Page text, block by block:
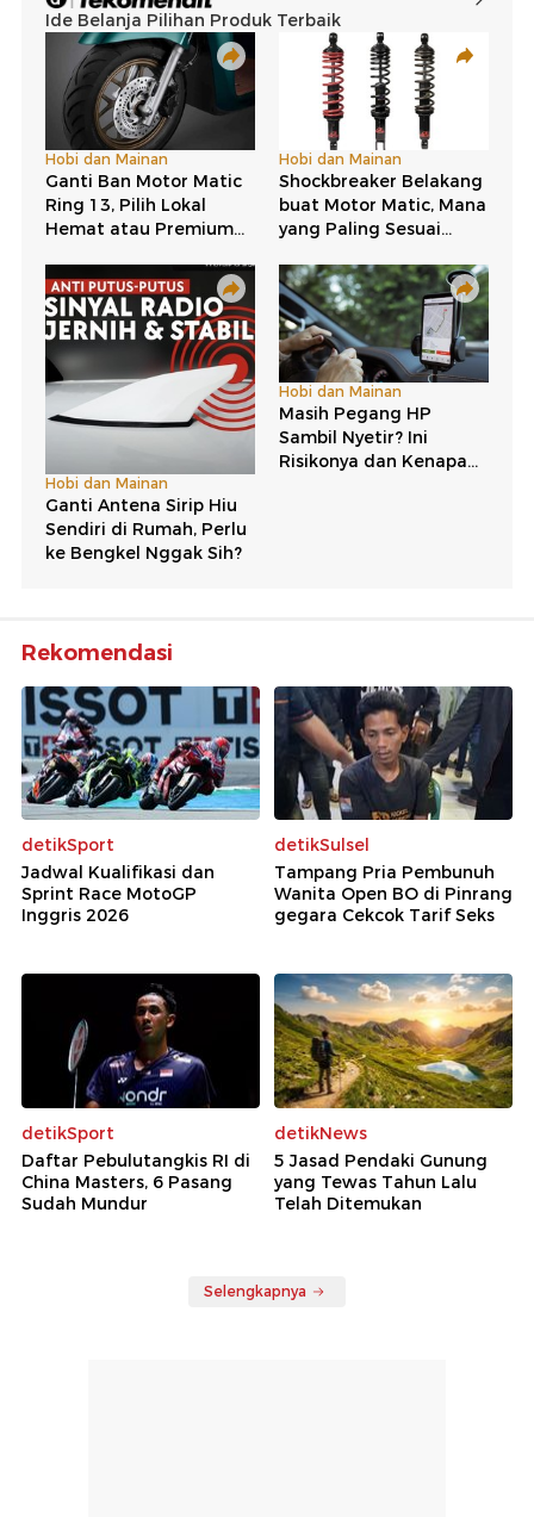
Rekomendasi
detikSport
Jadwal Kualifikasi dan
Sprint Race MotoGP
Inggris 2026
detikSulsel
Tampang Pria Pembunuh
Wanita Open BO di Pinrang
gegara Cekcok Tarif Seks
detikSport
Daftar Pebulutangkis RI di
China Masters, 6 Pasang
Sudah Mundur
detikNews
5 Jasad Pendaki Gunung
yang Tewas Tahun Lalu
Telah Ditemukan
Selengkapnya